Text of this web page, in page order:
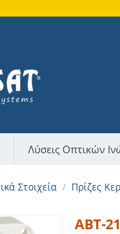
Λύσεις Οπτικών
Στοιχεία / Πρίζες
ABT-